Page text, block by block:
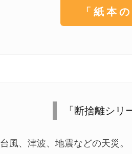
「紙本
「断捨離シ
台風、津波、地震などの天災。